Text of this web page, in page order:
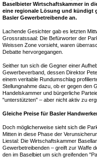
Baselbieter Wirtschaftskammer in
eine regionale Lösung und kündigt
Basler Gewerbetreibende an.
Lachende Gesichter gab es letzten
Grossratssaal: Die Befürworter der
Weissen Zone vorsieht, waren
Debatte hervorgegangen.
Seither tun sich die Gegner einer
Gewerbeverband, dessen Direktor
einem veritable Rundumschlag
Stellungnahme dazu, ob er gegen den
Handelskammer und bürgerliche
"unterstützten" – aber nicht aktiv zu
Gleiche Preise für Basler
Doch möglicherweise sieht sich die
Mitten in diese Phase der
Liestal: Die Wirtschaftskammer
Gewerbetreibenden – greift zur Waffe
den im Baselbiet um sich greifenden